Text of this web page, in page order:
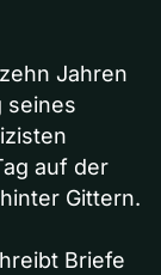
Jahren
seines
auf der
Gittern.
Briefe